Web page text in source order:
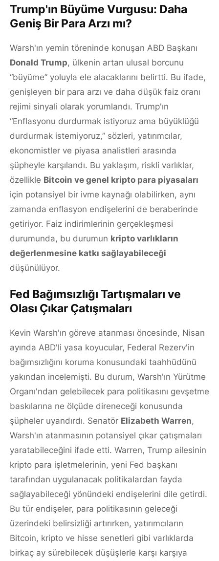
Trump'ın Büyüme Vurgusu: Daha
Geniş Bir Para Arzı mı?
Warsh'ın yemin töreninde konuşan ABD Başkanı
Donald Trump, ülkenin artan ulusal borcunu
“büyüme” yoluyla ele alacaklarını belirtti. Bu ifade,
genişleyen bir para arzı ve daha düşük faiz oranı
rejimi sinyali olarak yorumlandı. Trump'ın
“Enflasyonu durdurmak istiyoruz ama büyüklüğü
durdurmak istemiyoruz,” sözleri, yatırımcılar,
ekonomistler ve piyasa analistleri arasında
şüpheyle karşılandı. Bu yaklaşım, riskli varlıklar,
özellikle Bitcoin ve genel kripto para piyasaları
için potansiyel bir ivme kaynağı olabilirken, aynı
zamanda enflasyon endişelerini de beraberinde
getiriyor. Faiz indirimlerinin gerçekleşmesi
durumunda, bu durumun kripto varlıkların
değerlenmesine katkı sağlayabileceği
düşünülüyor.
Fed Bağımsızlığı Tartışmaları ve
Olası Çıkar Çatışmaları
Kevin Warsh'ın göreve atanması öncesinde, Nisan
ayında ABD'li yasa koyucular, Federal Rezerv'in
bağımsızlığını koruma konusundaki taahhüdünü
yakından incelemişti. Bu durum, Warsh'ın Yürütme
Organı'ndan gelebilecek para politikasını gevşetme
baskılarına ne ölçüde direneceği konusunda
şüpheler uyandırdı. Senatör Elizabeth Warren,
Warsh'ın atanmasının potansiyel çıkar çatışmaları
yaratabileceğini ifade etti. Warren, Trump ailesinin
kripto para işletmelerinin, yeni Fed başkanı
tarafından uygulanacak politikalardan fayda
sağlayabileceği yönündeki endişelerini dile getirdi.
Bu tür endişeler, para politikasının geleceği
üzerindeki belirsizliği artırırken, yatırımcıların
Bitcoin, kripto ve hisse senetleri gibi varlıklarda
birkaç ay sürebilecek düşüşlerle karşı karşıya